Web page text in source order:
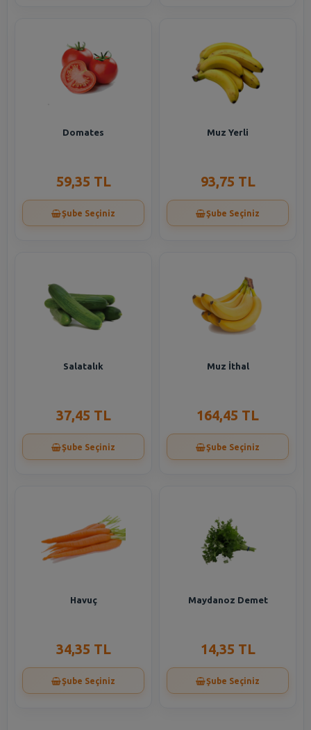
Domates
59,35 TL
Şube Seçiniz
Muz Yerli
93,75 TL
Şube Seçiniz
Salatalık
37,45 TL
Şube Seçiniz
Muz İthal
164,45 TL
Şube Seçiniz
Havuç
34,35 TL
Şube Seçiniz
Maydanoz Demet
14,35 TL
Şube Seçiniz